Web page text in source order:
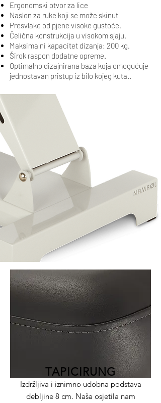
Ergonomski otvor za lice
Naslon za ruke koji se može skinut
Presvlake od pjene visoke gustoće.
Čelična konstrukcija u visokom sjaju.
Maksimalni kapacitet dizanja: 200 kg.
Širok raspon dodatne opreme.
Optimalno dizajnirana baza koja omogućuje
jednostavan pristup iz bilo kojeg kuta..
TAPICIRUNG
Izdržljiva i iznimno udobna podstava
debljine 8 cm. Naša osjetila nam